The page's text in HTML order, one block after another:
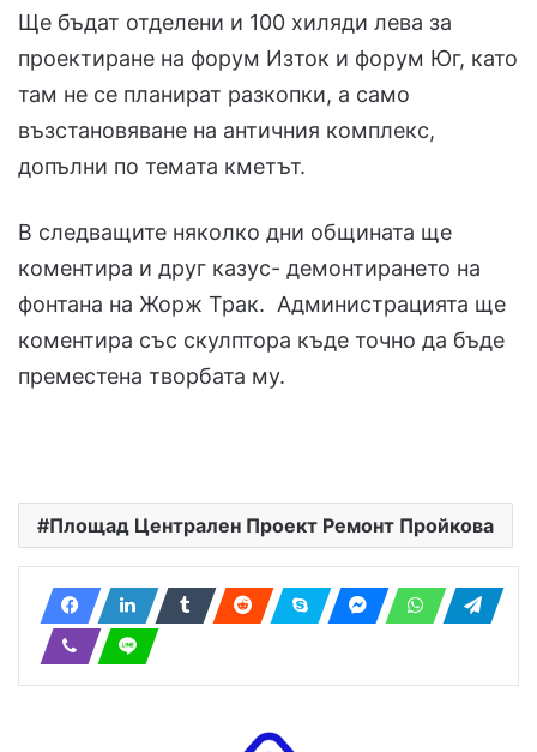
Ще бъдат отделени и 100 хиляди лева за
проектиране на форум Изток и форум Юг, като
там не се планират разкопки, а само
възстановяване на античния комплекс,
допълни по темата кметът.
В следващите няколко дни общината ще
коментира и друг казус- демонтирането на
фонтана на Жорж Трак. Администрацията ще
коментира със скулптора къде точно да бъде
преместена творбата му.
Площад Централен Проект Ремонт Пройкова